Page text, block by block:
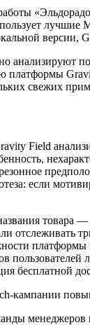
версии,
анализируют
свежих
Field
если
товара
отслеживать
платформы
бесплатной
менеджеров